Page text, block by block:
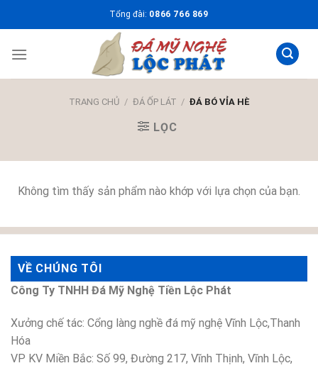
to
Tổng đài: 0866 766 869
TRANG CHỦ / ĐÁ ỐP LÁT / ĐÁ BÓ VỈA HÈ
LỌC
Không tìm thấy sản phẩm nào khớp với lựa chọn của bạn.
VỀ CHÚNG TÔI
Công Ty TNHH Đá Mỹ Nghệ Tiền Lộc Phát
Xưởng chế tác: Cổng làng nghề đá mỹ nghệ Vĩnh Lộc,Thanh
Hóa
VP KV Miền Bắc: Số 99, Đường 217, Vĩnh Thịnh, Vĩnh Lộc,